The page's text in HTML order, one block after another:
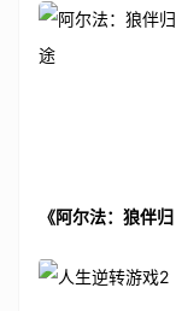
《阿尔法：狼伴归